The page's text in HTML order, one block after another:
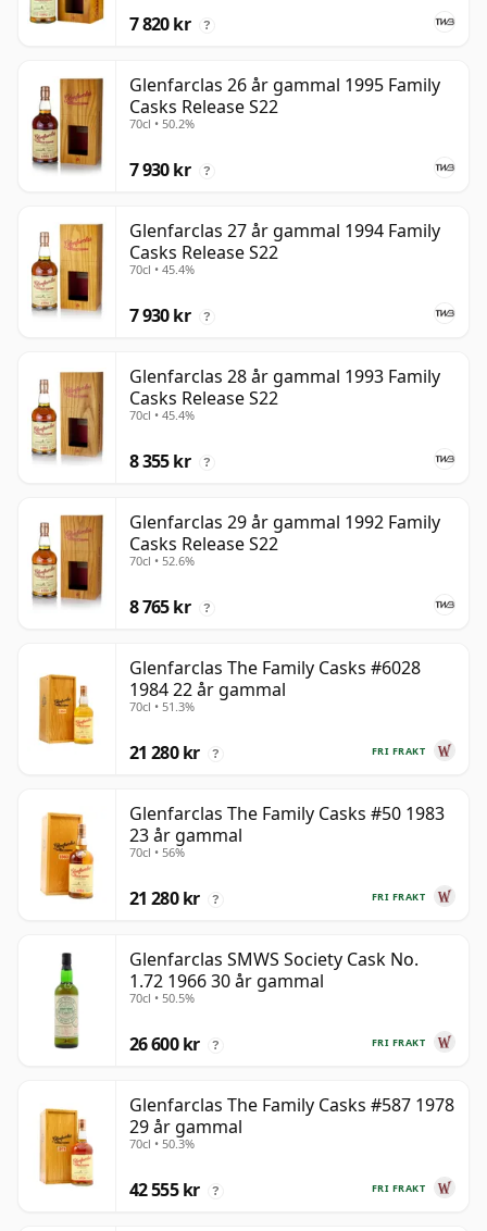
7 820 kr ?
Glenfarclas 26 år gammal 1995 Family
Casks Release S22
70cl • 50.2%
7 930 kr ?
Glenfarclas 27 år gammal 1994 Family
Casks Release S22
70cl • 45.4%
7 930 kr ?
Glenfarclas 28 år gammal 1993 Family
Casks Release S22
70cl • 45.4%
8 355 kr ?
Glenfarclas 29 år gammal 1992 Family
Casks Release S22
70cl • 52.6%
8 765 kr ?
Glenfarclas The Family Casks #6028
1984 22 år gammal
70cl • 51.3%
FRI FRAKT
21 280 kr ?
Glenfarclas The Family Casks #50 1983
23 år gammal
70cl • 56%
FRI FRAKT
21 280 kr ?
Glenfarclas SMWS Society Cask No.
1.72 1966 30 år gammal
70cl • 50.5%
FRI FRAKT
26 600 kr ?
Glenfarclas The Family Casks #587 1978
29 år gammal
70cl • 50.3%
FRI FRAKT
42 555 kr ?